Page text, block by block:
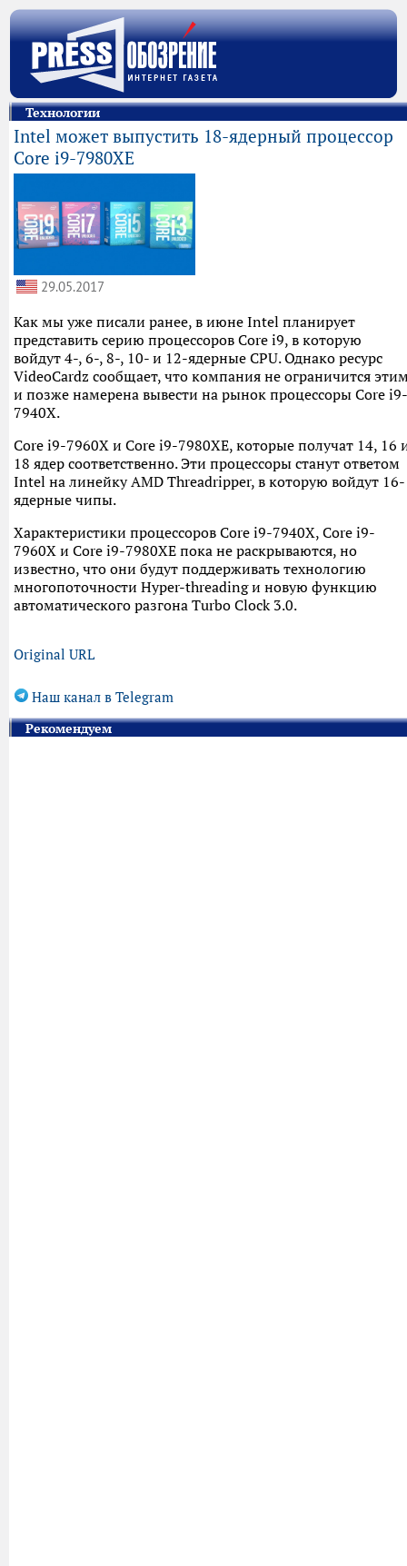
Технологии
Intel может выпустить 18-ядерный процессор
Core i9-7980XE
29.05.2017
Как мы уже писали ранее, в июне Intel планирует
представить серию процессоров Core i9, в которую
войдут 4-, 6-, 8-, 10- и 12-ядерные CPU. Однако ресурс
VideoCardz сообщает, что компания не ограничится
и позже намерена вывести на рынок процессоры Core i9-
7940X.
Core i9-7960X и Core i9-7980XE, которые получат 14, 16
18 ядер соответственно. Эти процессоры станут ответом
Intel на линейку AMD Threadripper, в которую войдут 16-
ядерные чипы.
Характеристики процессоров Core i9-7940X, Core i9-
7960X и Core i9-7980XE пока не раскрываются, но
известно, что они будут поддерживать технологию
многопоточности Hyper-threading и новую функцию
автоматического разгона Turbo Clock 3.0.
Original URL
Наш канал в Telegram
Рекомендуем